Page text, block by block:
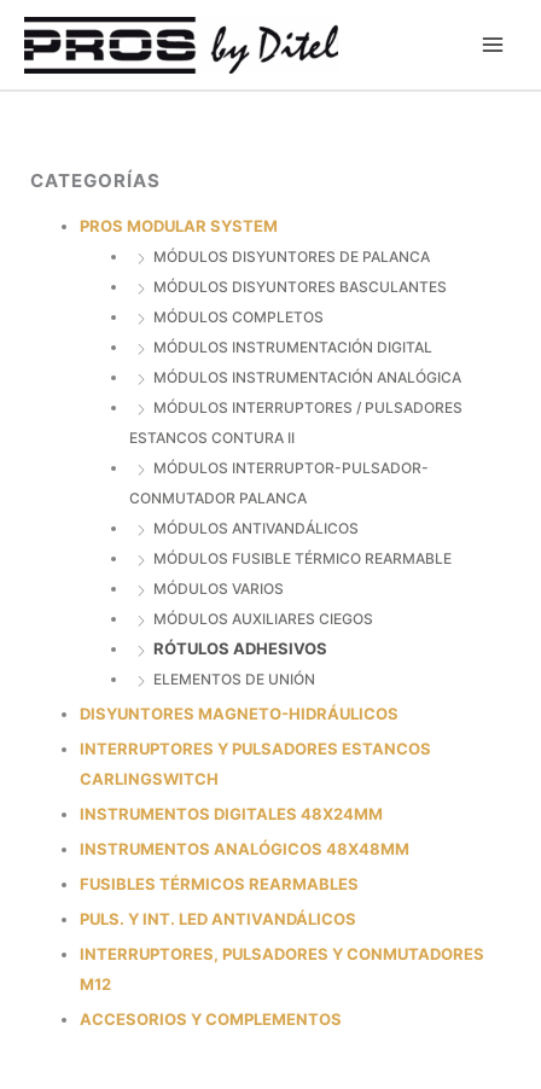
contenido
CATEGORÍAS
PROS MODULAR SYSTEM
MÓDULOS DISYUNTORES DE PALANCA
MÓDULOS DISYUNTORES BASCULANTES
MÓDULOS COMPLETOS
MÓDULOS INSTRUMENTACIÓN DIGITAL
MÓDULOS INSTRUMENTACIÓN ANALÓGICA
MÓDULOS INTERRUPTORES / PULSADORES
ESTANCOS CONTURA II
MÓDULOS INTERRUPTOR-PULSADOR-
CONMUTADOR PALANCA
MÓDULOS ANTIVANDÁLICOS
MÓDULOS FUSIBLE TÉRMICO REARMABLE
MÓDULOS VARIOS
MÓDULOS AUXILIARES CIEGOS
RÓTULOS ADHESIVOS
ELEMENTOS DE UNIÓN
DISYUNTORES MAGNETO-HIDRÁULICOS
INTERRUPTORES Y PULSADORES ESTANCOS
CARLINGSWITCH
INSTRUMENTOS DIGITALES 48X24MM
INSTRUMENTOS ANALÓGICOS 48X48MM
FUSIBLES TÉRMICOS REARMABLES
PULS. Y INT. LED ANTIVANDÁLICOS
INTERRUPTORES, PULSADORES Y CONMUTADORES
M12
ACCESORIOS Y COMPLEMENTOS